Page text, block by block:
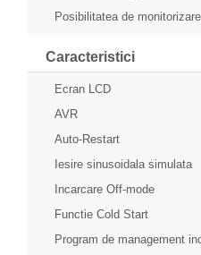
Posibilitatea de
Caracteristici
Ecran LCD
AVR
Auto-Restart
Iesire sinusoidala simulata
Incarcare Off-mode
Functie Cold Start
Program de management